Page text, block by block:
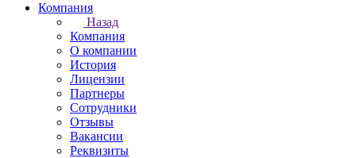
Компания
Назад
Компания
О компании
История
Лицензии
Партнеры
Сотрудники
Отзывы
Вакансии
Реквизиты